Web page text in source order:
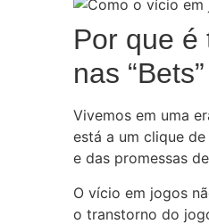
Por que é
nas “Bets”
Vivemos em uma
está a um clique
e das promessas
O vício em jogos
o transtorno do